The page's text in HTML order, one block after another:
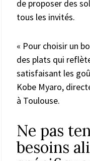
de proposer des
tous les invités.
« Pour choisir un
des plats qui
satisfaisant les
Kobe Myaro,
à Toulouse.
Ne pas
besoins